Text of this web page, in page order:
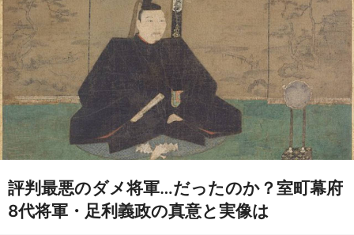
評判最悪のダメ将軍…だったのか？室町幕府
8代将軍・足利義政の真意と実像は